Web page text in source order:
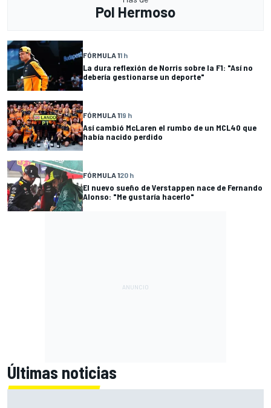
Pol Hermoso
FÓRMULA 11 h
La dura reflexión de Norris sobre la F1: "Así no
debería gestionarse un deporte"
FÓRMULA 119 h
Así cambió McLaren el rumbo de un MCL40 que
había nacido perdido
FÓRMULA 120 h
El nuevo sueño de Verstappen nace de Fernando
Alonso: "Me gustaría hacerlo"
Últimas noticias